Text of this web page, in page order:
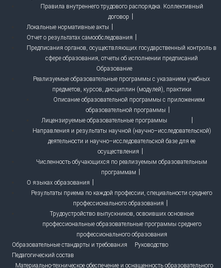
Правила внутреннего трудового распорядка. Коллективный
договор
Локальные нормативные акты
Отчет о результатах самообследования
Предписания органов, осуществляющих государственный контроль в
сфере образования, отчеты об исполнении предписаний
Образование
Реализуемые образовательные программы с указанием учебных
предметов, курсов, дисциплин (модулей), практики
Описание образовательной программы с приложением
образовательной программы
Лицензируемые образовательные программы
Направления и результаты научной (научно–исследовательской)
деятельности и научно–исследовательской базе для ее
осуществления
Численность обучающихся по реализуемым образовательным
программам
О языках образования
Результаты приема по каждой профессии, специальности среднего
профессионального образования
Трудоустройство выпускников, освоивших основные
профессиональные образовательные программы среднего
профессионального образования
Образовательные стандарты и требования
Руководство
Педагогический состав
Материально-техническое обеспечение и оснащенность образовательного